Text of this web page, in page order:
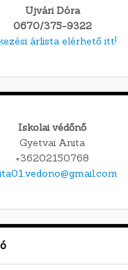
Ujvári Dóra
0670/375-9322
árlista elérhető itt!
Iskolai védőnő
Gyetvai Anita
+36202150768